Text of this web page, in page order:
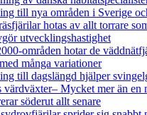
till nya områden i Sverige
hotas av allt torrare
utvecklingshastighet
områden hotar de
många variationer
till dagslängd hjälper
värdväxter– Mycket mer än en
söderut allt senare